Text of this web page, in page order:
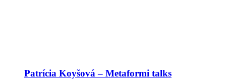
Patrícia Koyšová – Metaformi talks